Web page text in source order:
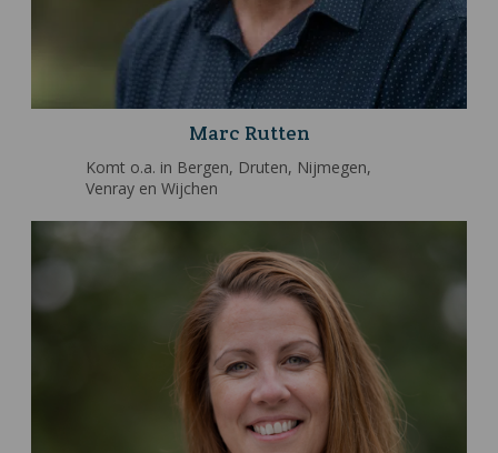
Marc Rutten
Komt o.a. in Bergen, Druten, Nijmegen,
Venray en Wijchen